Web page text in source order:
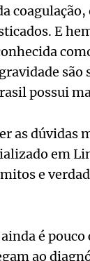
E
possui
as dúvidas
em
e
é
ao